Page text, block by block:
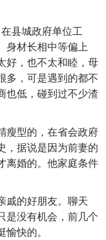
县城政府单位工
身材长相中等偏上
好，也不太和睦，母
多，可是遇到的都不
也低，碰到过不少渣
瘦型的，在省会政府
，据说是因为前妻的
离婚的。他家庭条件
戚的好朋友。聊天
是没有机会，前几个
快的。